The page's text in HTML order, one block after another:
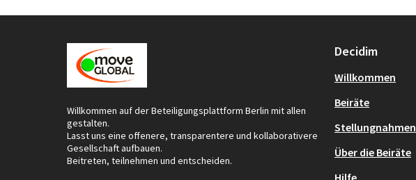
Willkommen auf der Beteiligungsplattform Berlin mit allen
gestalten.
Lasst uns eine offenere, transparentere und kollaborativere
Gesellschaft aufbauen.
Beitreten, teilnehmen und entscheiden.
Decidim
Willkommen
Beiräte
Stellungnahmen
Über die Beiräte
Hilfe